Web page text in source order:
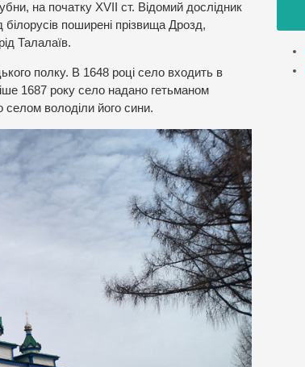
на початку XVII ст. Відомий дослідник
поширені прізвища Дрозд,
Талалаїв.
полку. В 1648 році село входить в
1687 року село надано гетьманом
селом володіли його сини.